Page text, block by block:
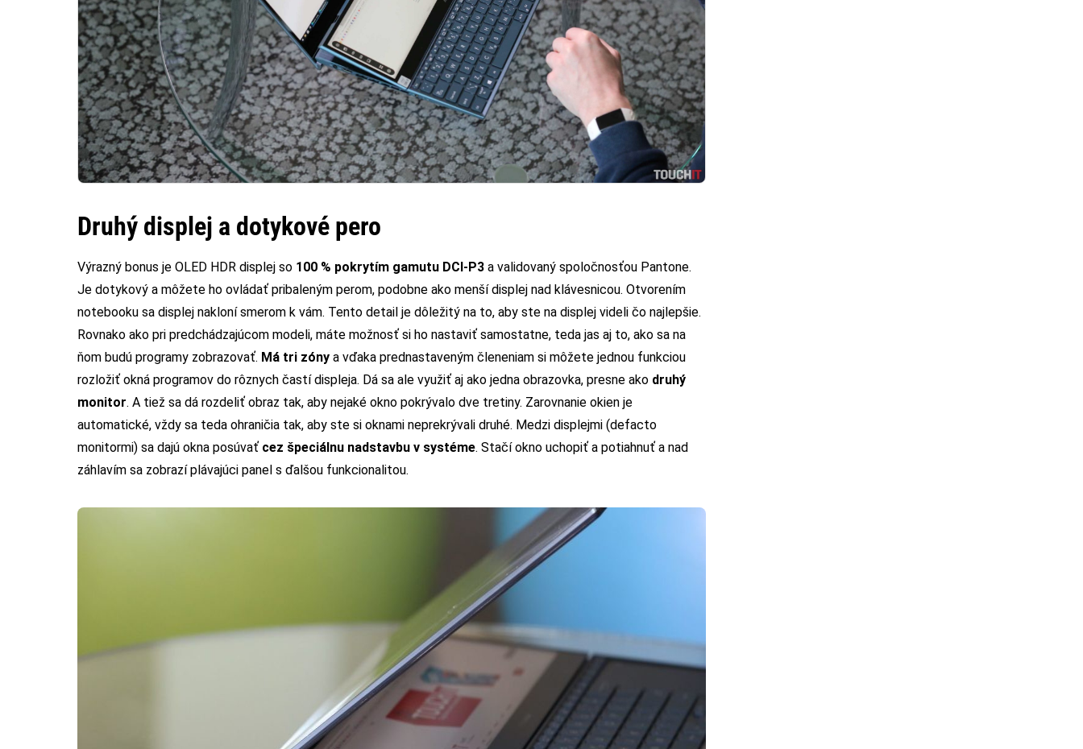
Druhý displej a dotykové pero
Výrazný bonus je OLED HDR displej so 100 % pokrytím gamutu DCI-P3 a validovaný spoločnosťou Pantone.
Je dotykový a môžete ho ovládať pribaleným perom, podobne ako menší displej nad klávesnicou. Otvorením
notebooku sa displej nakloní smerom k vám. Tento detail je dôležitý na to, aby ste na displej videli čo najlepšie.
Rovnako ako pri predchádzajúcom modeli, máte možnosť si ho nastaviť samostatne, teda jas aj to, ako sa na
ňom budú programy zobrazovať. Má tri zóny a vďaka prednastaveným členeniam si môžete jednou funkciou
rozložiť okná programov do rôznych častí displeja. Dá sa ale využiť aj ako jedna obrazovka, presne ako druhý
monitor. A tiež sa dá rozdeliť obraz tak, aby nejaké okno pokrývalo dve tretiny. Zarovnanie okien je
automatické, vždy sa teda ohraničia tak, aby ste si oknami neprekrývali druhé. Medzi displejmi (defacto
monitormi) sa dajú okna posúvať cez špeciálnu nadstavbu v systéme. Stačí okno uchopiť a potiahnuť a nad
záhlavím sa zobrazí plávajúci panel s ďalšou funkcionalitou.